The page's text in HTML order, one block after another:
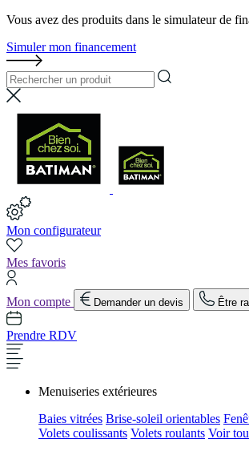
Vous avez des produits dans le simulateur de
Simuler mon financement
Mon configurateur
Mes favoris
Mon compte Demander un devis Être
Prendre RDV
Menuiseries extérieures
Baies vitrées Brise-soleil orientables
Volets coulissants Volets roulants Voir